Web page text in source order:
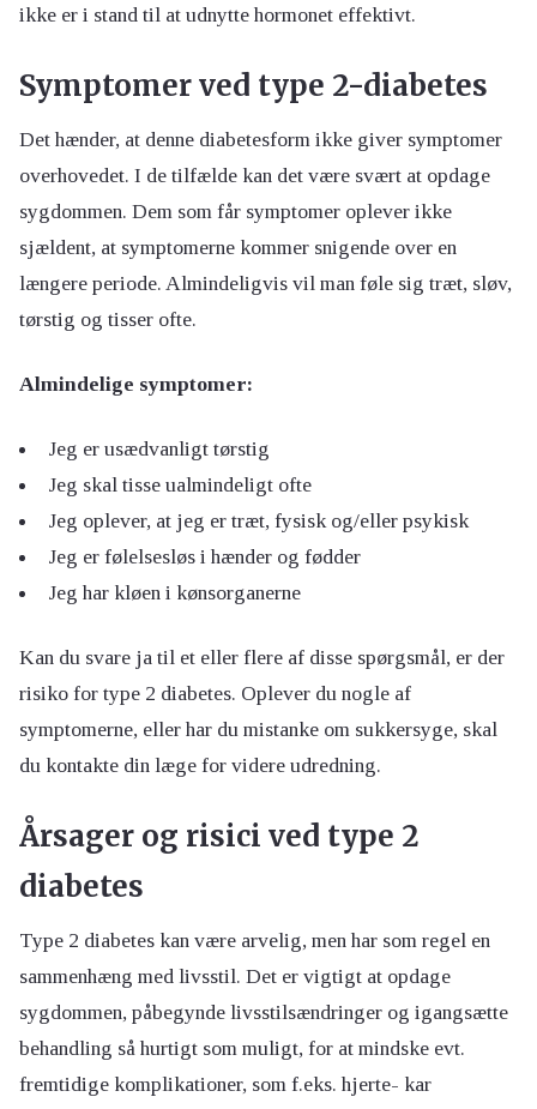
ikke er i stand til at udnytte hormonet effektivt.
Symptomer ved type 2-diabetes
Det hænder, at denne diabetesform ikke giver symptomer
overhovedet. I de tilfælde kan det være svært at opdage
sygdommen. Dem som får symptomer oplever ikke
sjældent, at symptomerne kommer snigende over en
længere periode. Almindeligvis vil man føle sig træt, sløv,
tørstig og tisser ofte.
Almindelige symptomer:
Jeg er usædvanligt tørstig
Jeg skal tisse ualmindeligt ofte
Jeg oplever, at jeg er træt, fysisk og/eller psykisk
Jeg er følelsesløs i hænder og fødder
Jeg har kløen i kønsorganerne
Kan du svare ja til et eller flere af disse spørgsmål, er der
risiko for type 2 diabetes. Oplever du nogle af
symptomerne, eller har du mistanke om sukkersyge, skal
du kontakte din læge for videre udredning.
Årsager og risici ved type 2
diabetes
Type 2 diabetes kan være arvelig, men har som regel en
sammenhæng med livsstil. Det er vigtigt at opdage
sygdommen, påbegynde livsstilsændringer og igangsætte
behandling så hurtigt som muligt, for at mindske evt.
fremtidige komplikationer, som f.eks. hjerte- kar